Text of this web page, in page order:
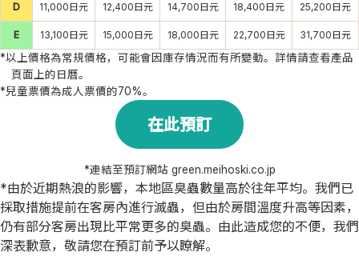
D 11,000日元 12,400日元 14,700日元 18,400日元 25,200日元
E 13,100日元 15,000日元 18,000日元 22,700日元 31,700日元
*以上價格為常規價格，可能會因庫存情況而有所變動。詳情請查看產品
頁面上的日曆。
*兒童票價為成人票價的70%。
在此預訂
*連結至預訂網站 green.meihoski.co.jp
*由於近期熱浪的影響，本地區臭蟲數量高於往年平均。我們已
採取措施提前在客房內進行滅蟲，但由於房間溫度升高等因素，
仍有部分客房出現比平常更多的臭蟲。由此造成您的不便，我們
深表歉意，敬請您在預訂前予以瞭解。